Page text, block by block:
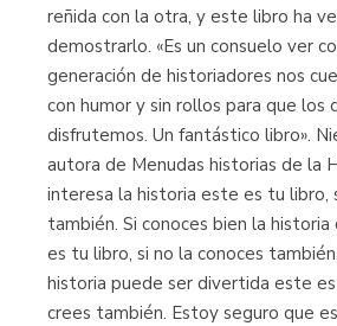
reñida con la otra, y este libro ha
demostrarlo. «Es un consuelo ver
generación de historiadores nos
con humor y sin rollos para que los
disfrutemos. Un fantástico libro».
autora de Menudas historias de la
interesa la historia este es tu libro,
también. Si conoces bien la
es tu libro, si no la conoces
historia puede ser divertida este
crees también. Estoy seguro que